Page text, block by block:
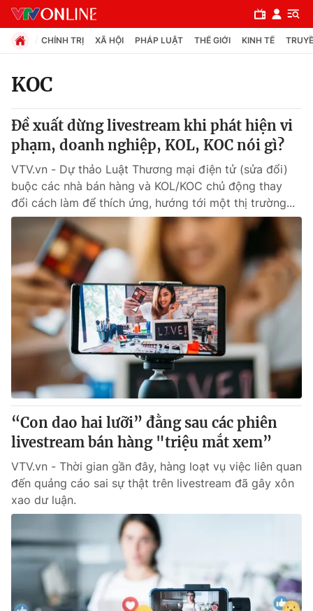
Chuyên mục
Chính trị
Xã hội
Pháp luật
Y tế
Thế giới
Tin tức
Thế giới đó đây
Câu chuyện quốc tế
Kinh tế
Thị trường
Góc doanh nghiệp
Dữ liệu và đời sống
Truyền hình
Hậu trường
Nhân vật
Khán giả
Giải sao mai
Giải trí
Điện ảnh
Sao
Đời sống
Làm đẹp
Chất lượng cuộc sống
Giáo dục
Tuyển sinh
Học trực tuyến
Công nghệ
CHÍNH TRỊ XÃ HỘI PHÁP LUẬT THẾ GIỚI KINH TẾ
KOC
Đề xuất dừng livestream khi phát hiện vi
phạm, doanh nghiệp, KOL, KOC nói gì?
VTV.vn - Dự thảo Luật Thương mại điện tử (sửa đổi)
buộc các nhà bán hàng và KOL/KOC chủ động thay
đổi cách làm để thích ứng, hướng tới một thị trường...
“Con dao hai lưỡi” đằng sau các phiên
livestream bán hàng "triệu mắt xem”
VTV.vn - Thời gian gần đây, hàng loạt vụ việc liên quan
đến quảng cáo sai sự thật trên livestream đã gây xôn
xao dư luận.